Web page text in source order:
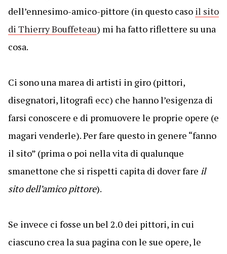
dell’ennesimo-amico-pittore (in questo caso il sito
di Thierry Bouffeteau) mi ha fatto riflettere su una
cosa.
Ci sono una marea di artisti in giro (pittori,
disegnatori, litografi ecc) che hanno l’esigenza di
farsi conoscere e di promuovere le proprie opere (e
magari venderle). Per fare questo in genere “fanno
il sito” (prima o poi nella vita di qualunque
smanettone che si rispetti capita di dover fare il
sito dell’amico pittore).
Se invece ci fosse un bel 2.0 dei pittori, in cui
ciascuno crea la sua pagina con le sue opere, le